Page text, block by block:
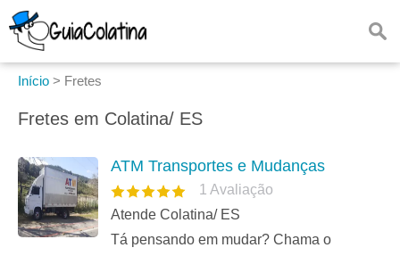
Início > Fretes
Fretes em Colatina/ ES
ATM Transportes e Mudanças
1 Avaliação
Atende Colatina/ ES
Tá pensando em mudar? Chama o